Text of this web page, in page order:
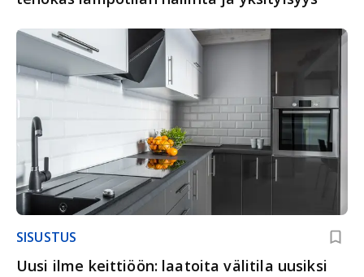
SISUSTUS
Uusi ilme keittiöön: laatoita välitila uusiksi